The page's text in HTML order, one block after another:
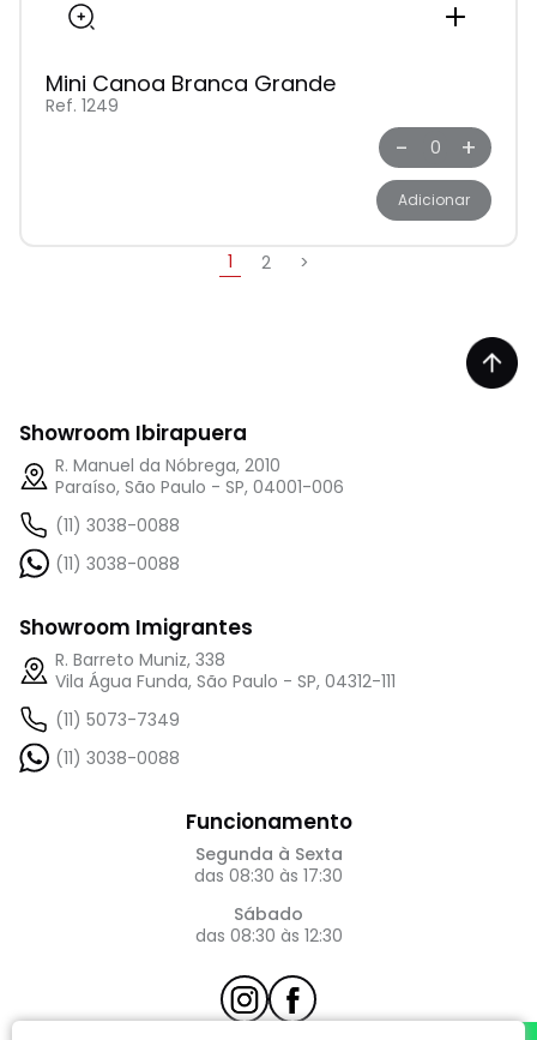
Mini Canoa Branca Grande
Ref. 1249
- +
Adicionar
1 2 >
Showroom Ibirapuera
R. Manuel da Nóbrega, 2010
Paraíso, São Paulo - SP, 04001-006
(11) 3038-0088
(11) 3038-0088
Showroom Imigrantes
R. Barreto Muniz, 338
Vila Água Funda, São Paulo - SP, 04312-111
(11) 5073-7349
(11) 3038-0088
Funcionamento
Segunda à Sexta
das 08:30 às 17:30
Sábado
das 08:30 às 12:30